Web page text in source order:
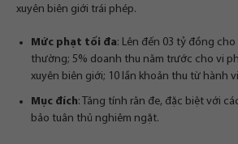
xuyên biên giới trái phép.
Mức phạt tối đa: Lên đến 03 tỷ đồng
thường; 5% doanh thu năm trước cho vi
xuyên biên giới; 10 lần khoản thu từ hành
Mục đích: Tăng tính răn đe, đặc biệt với
bảo tuân thủ nghiêm ngặt.